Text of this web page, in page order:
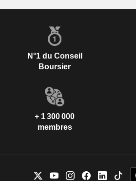
N°1 du Conseil
Boursier
+ 1 300 000
membres